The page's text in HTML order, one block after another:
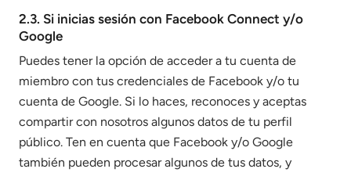
2.3. Si inicias sesión con Facebook Connect y/o
Google
Puedes tener la opción de acceder a tu cuenta de
miembro con tus credenciales de Facebook y/o tu
cuenta de Google. Si lo haces, reconoces y aceptas
compartir con nosotros algunos datos de tu perfil
público. Ten en cuenta que Facebook y/o Google
también pueden procesar algunos de tus datos, y